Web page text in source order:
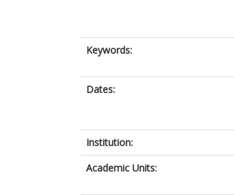
Keywords:
Dates:
Institution:
Academic Units: